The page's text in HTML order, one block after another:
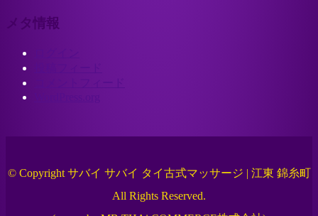
メタ情報
© Copyright サバイ サバイ タイ古式マッサージ | 江東 錦糸町
All Rights Reserved.